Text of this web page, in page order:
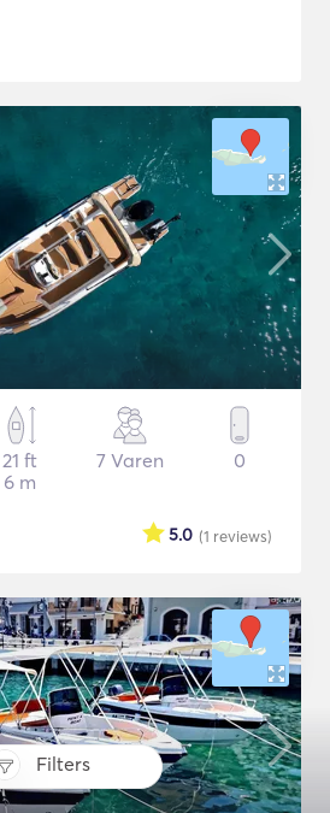
Filters
21 ft
6 m
7 Varen 0
(1 reviews)
5.0